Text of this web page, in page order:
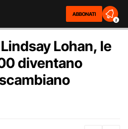
ABBONATI
2
Lohan, le
diventano